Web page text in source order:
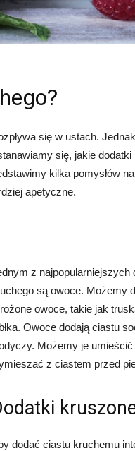
się w ustach.
się, jakie dodatki
kilka pomysłów
apetyczne.
z najpopularniejszych
są owoce. Możemy
owoce, takie jak
Owoce dodają ciastu
Możemy je
z ciastem przed
dodać ciastu kruchemu